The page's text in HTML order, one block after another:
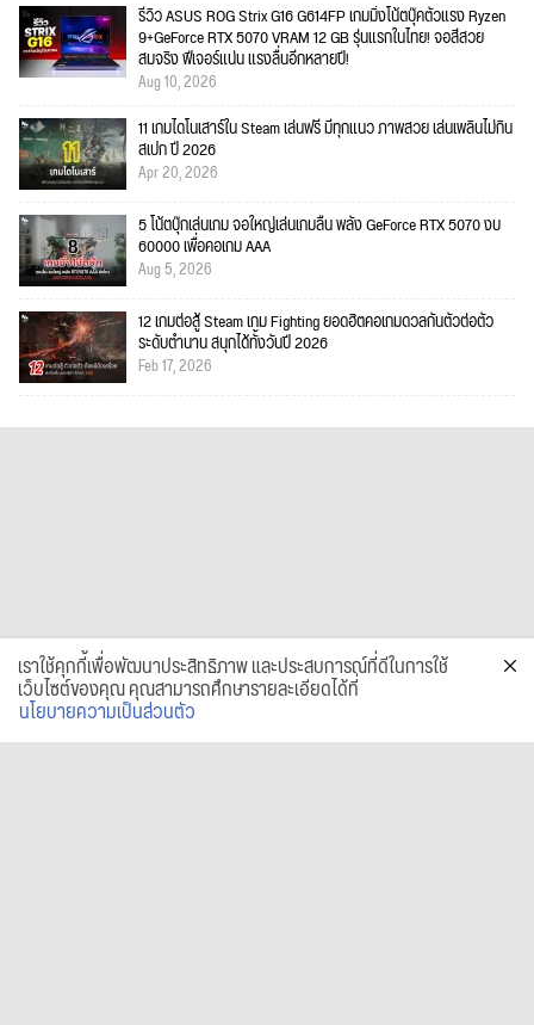
รีวิว ASUS ROG Strix G16 G614FP เกมมิ่งโน้ตบุ๊คตัวแรง Ryzen
9+GeForce RTX 5070 VRAM 12 GB รุ่นแรกในไทย! จอสีสวย
สมจริง ฟีเจอร์แน่น แรงลื่นอีกหลายปี!
Aug 10, 2026
11 เกมไดโนเสาร์ใน Steam เล่นฟรี มีทุกแนว ภาพสวย เล่นเพลินไม่กิน
สเปก ปี 2026
Apr 20, 2026
5 โน้ตบุ๊กเล่นเกม จอใหญ่เล่นเกมลื่น พลัง GeForce RTX 5070 งบ
60000 เพื่อคอเกม AAA
Aug 5, 2026
12 เกมต่อสู้ Steam เกม Fighting ยอดฮิตคอเกมดวลกันตัวต่อตัว
ระดับตำนาน สนุกได้ทั้งวันปี 2026
Feb 17, 2026
เราใช้คุกกี้เพื่อพัฒนาประสิทธิภาพ และประสบการณ์ที่ดีในการใช้
เว็บไซต์ของคุณ คุณสามารถศึกษารายละเอียดได้ที่
นโยบายความเป็นส่วนตัว